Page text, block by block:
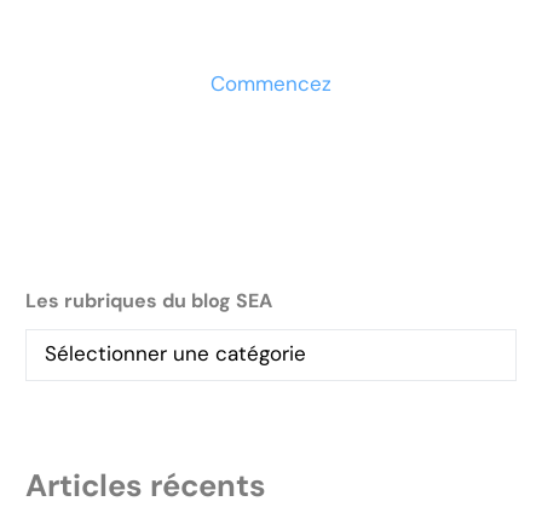
Commencez
Les rubriques du blog SEA
Articles récents